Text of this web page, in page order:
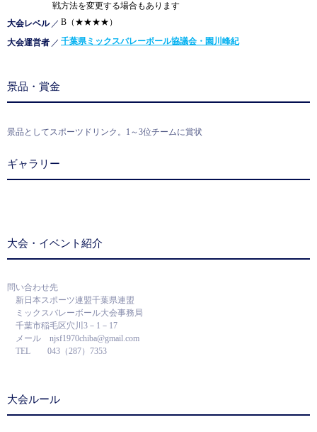
戦方法を変更する場合もあります
大会レベル ／ B（★★★★）
大会運営者 ／ 千葉県ミックスバレーボール協議会・園川峰紀
景品・賞金
景品としてスポーツドリンク。1～3位チームに賞状
ギャラリー
大会・イベント紹介
問い合わせ先
新日本スポーツ連盟千葉県連盟
ミックスバレーボール大会事務局
千葉市稲毛区穴川3－1－17
メール njsf1970chiba@gmail.com
TEL 043（287）7353
大会ルール